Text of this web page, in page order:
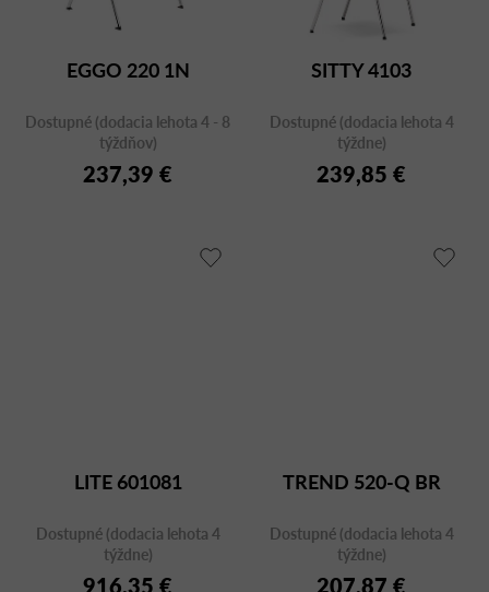
EGGO 220 1N
Dostupné (dodacia lehota 4 - 8
týždňov)
237,39 €
SITTY 4103
Dostupné (dodacia lehota 4
týždne)
239,85 €
LITE 601081
Dostupné (dodacia lehota 4
týždne)
916,35 €
TREND 520-Q BR
Dostupné (dodacia lehota 4
týždne)
207,87 €